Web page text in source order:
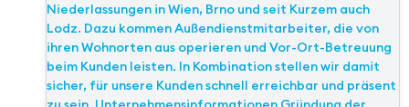
Niederlassungen in Wien, Brno und seit Kurzem auch
Lodz. Dazu kommen Außendienstmitarbeiter, die von
ihren Wohnorten aus operieren und Vor-Ort-Betreuung
beim Kunden leisten. In Kombination stellen wir damit
sicher, für unsere Kunden schnell erreichbar und präsent